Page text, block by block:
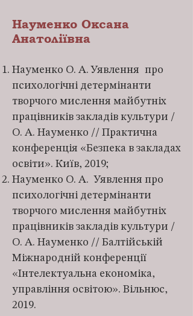
Науменко Оксана
Анатоліївна
Науменко О. А. Уявлення про
психологічні детермінанти
творчого мислення майбутніх
працівників закладів культури /
О. А. Науменко // Практична
конференція «Безпека в закладах
освіти». Київ, 2019;
Науменко О. А. Уявлення про
психологічні детермінанти
творчого мислення майбутніх
працівників закладів культури /
О. А. Науменко // Балтійській
Міжнародній конференції
«Інтелектуальна економіка,
управління освітою». Вільнюс,
2019.